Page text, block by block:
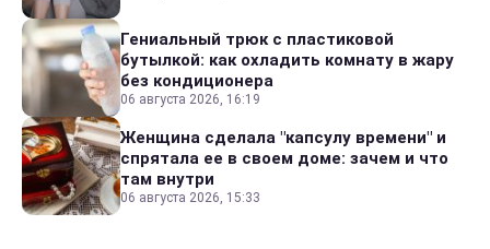
Гениальный трюк с пластиковой
бутылкой: как охладить комнату в жару
без кондиционера
06 августа 2026, 16:19
Женщина сделала "капсулу времени" и
спрятала ее в своем доме: зачем и что
там внутри
06 августа 2026, 15:33